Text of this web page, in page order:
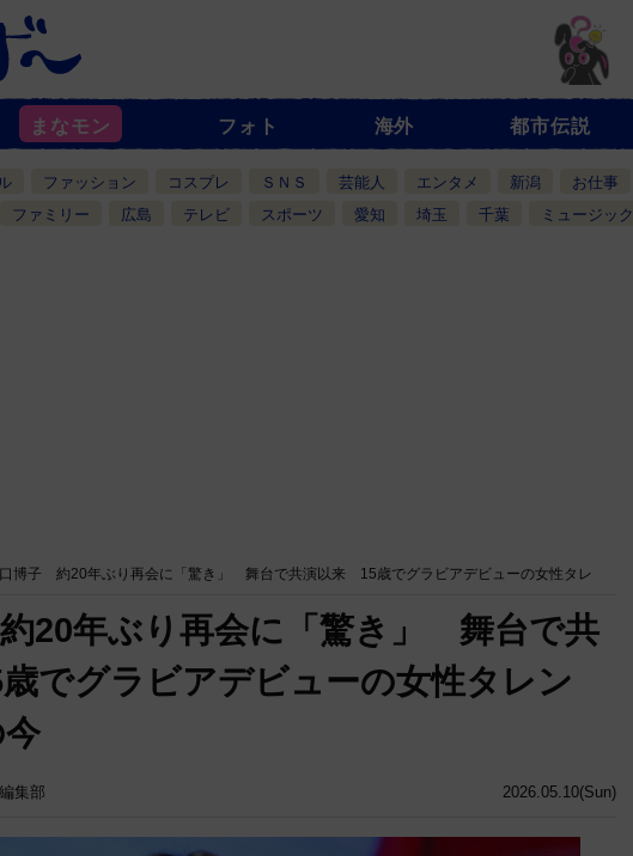
まなモン フォト 海外 都市伝説
ファッション コスプレ ＳＮＳ 芸能人 エンタメ 新潟 お仕事
ファミリー 広島 テレビ スポーツ 愛知 埼玉 千葉 ミュージック
博子 約20年ぶり再会に「驚き」 舞台で共演以来 15歳でグラビアデビューの女性タレ
2026.05.10(Sun)
20年ぶり再会に「驚き」 舞台で共
でグラビアデビューの女性タレン
集部